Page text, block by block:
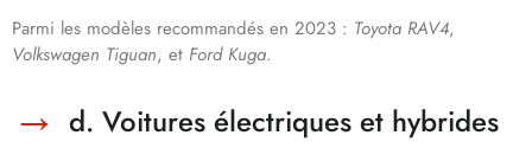
Parmi les modèles recommandés en 2023 : Toyota RAV4,
Volkswagen Tiguan, et Ford Kuga.
d. Voitures électriques et hybrides